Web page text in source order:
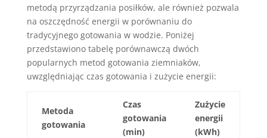
metodą przyrządzania posiłków, ale również pozwala
na oszczędność energii w porównaniu do
tradycyjnego gotowania w wodzie. Poniżej
przedstawiono tabelę porównawczą dwóch
popularnych metod gotowania ziemniaków,
uwzględniając czas gotowania i zużycie energii:
Metoda
gotowania
Czas
gotowania
(min)
Zużycie
energii
(kWh)